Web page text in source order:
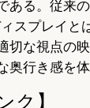
ある。従来
スプレイと
切な視点の
奥行き感を体
ク】